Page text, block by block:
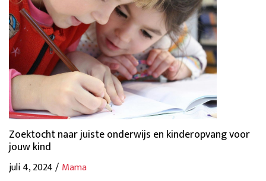
Zoektocht naar juiste onderwijs en kinderopvang voor
jouw kind
juli 4, 2024 / Mama